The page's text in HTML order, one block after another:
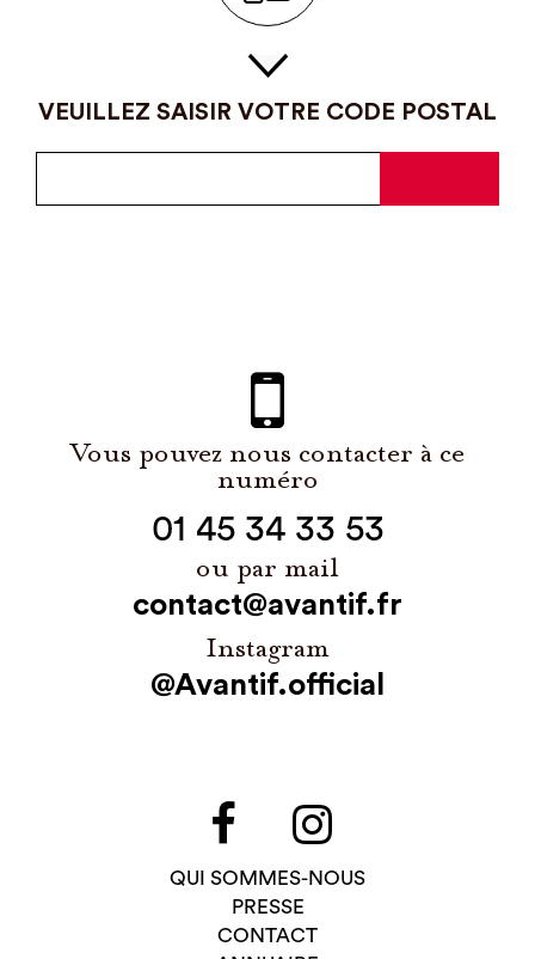
VEUILLEZ SAISIR VOTRE CODE POSTAL
Vous pouvez nous contacter à ce
numéro
01 45 34 33 53
ou par mail
contact@avantif.fr
Instagram
@Avantif.official
QUI SOMMES-NOUS
PRESSE
CONTACT